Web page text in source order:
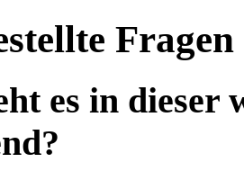
Fragen
es in dieser